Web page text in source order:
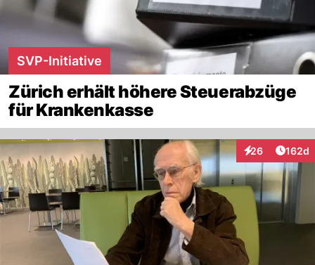
SVP-Initiative
Zürich erhält höhere Steuerabzüge
für Krankenkasse
26
Interaktionen
162d